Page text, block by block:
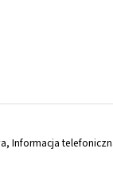
Informacja